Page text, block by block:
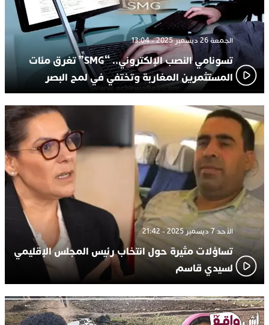
الجمعة 26 ديسمبر 2025 - 13:04
تسونامي النصب الإلكتروني.. “SMG” تغرق مئات
المستثمرين المغاربة وتختفي في لمح البصر
الأحد 7 ديسمبر 2025 - 21:42
تساؤلات مثيرة حول انتخاب رئيس المجلس الإقليمي
لسيدي قاسم